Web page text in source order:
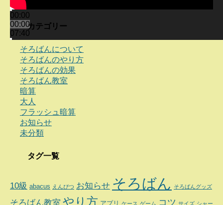
00:00
00:00
07:40
カテゴリー
そろばんについて
そろばんのやり方
そろばんの効果
そろばん教室
暗算
大人
フラッシュ暗算
お知らせ
未分類
タグ一覧
10級 abacus えんぴつ お知らせ そろばん そろばんグッズ
そろばん教室 やり方 アプリ ケース ゲーム コツ サイズ シャー